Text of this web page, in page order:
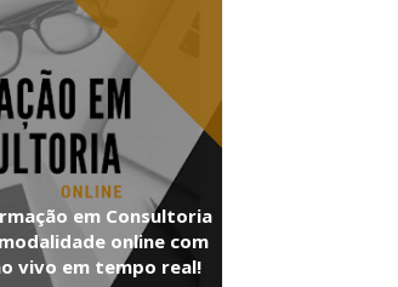
em Consultoria
online com
vivo em tempo real!